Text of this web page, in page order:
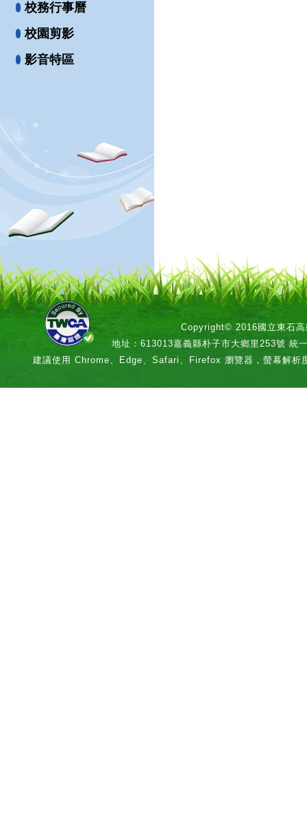
校務行事曆
校園剪影
影音特區
Copyright© 2016國立東石高
地址：613013嘉義縣朴子市大鄉里253號 統
建議使用 Chrome、Edge、Safari、Firefox 瀏覽器，螢幕解